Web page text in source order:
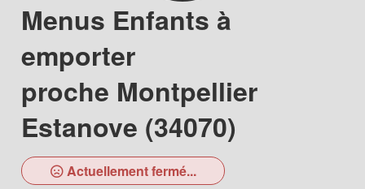
Menus Enfants à
emporter
proche Montpellier
Estanove (34070)
Actuellement fermé...